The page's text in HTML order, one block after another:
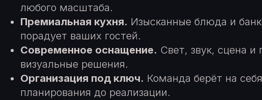
любого масштаба.
Премиальная кухня. Изысканные блюда и
порадует ваших гостей.
Современное оснащение. Свет, звук, сцена и
визуальные решения.
Организация под ключ. Команда берёт на
планирования до реализации.